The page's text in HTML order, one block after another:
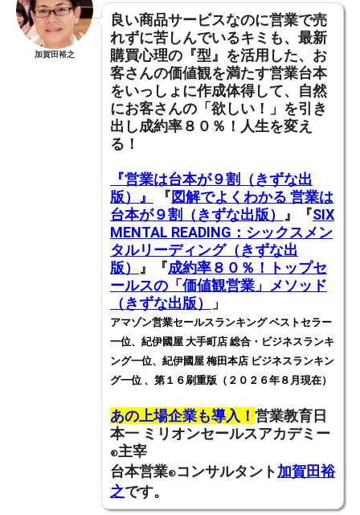
加賀田裕之
良い商品サービスなのに営業で売
れずに苦しんでいるキミも、 最新
購買心理の『型』を活用した、お
客さんの価値観を満たす営業台本
をいっしょに作成体得して、 自然
にお客さんの「欲しい！」を引き
出し成約率８０％！人生を変え
る！
『営業は台本が９割（きずな出
版）』
『図解でよくわかる 営業は
台本が９割（きずな出版） 』『SIX
MENTAL READING：シックスメン
タルリーディング（きずな出
版） 』『成約率８０％！トップセ
ールスの「価値観営業」メソッド
（きずな出版）
」
アマゾン営業セールスランキング ベストセラー
一位、紀伊國屋 大手町店 総合・ビジネスランキ
ング一位、紀伊國屋 梅田本店 ビジネスランキン
グ一位 、第１６刷重版（２０２６年８月現在）
あの上場企業も導入！ 営業教育日
本一 ミリオンセールスアカデミー
®主宰
台本営業®コンサルタント加賀田裕
之です。